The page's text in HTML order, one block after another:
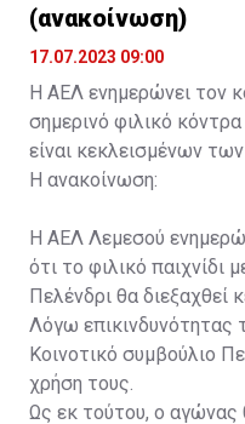
(ανακοίνωση)
17.07.2023 09:00
Η ΑΕΛ ενημερώνει τον
σημερινό φιλικό
είναι κεκλεισμένων
Η ανακοίνωση:
Η ΑΕΛ Λεμεσού
ότι το φιλικό παιχνίδι
Πελένδρι θα διεξαχθεί
Λόγω επικινδυνότητας
Κοινοτικό συμβούλιο
χρήση τους.
Ως εκ τούτου, ο αγώνας